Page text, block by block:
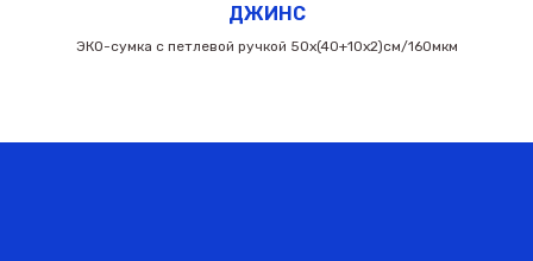
ДЖИНС
ЭКО-сумка c петлевой ручкой 50х(40+10х2)см/160мкм